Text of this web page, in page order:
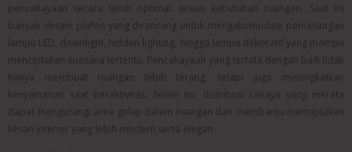
pencahayaan secara lebih optimal sesuai kebutuhan ruangan. Saat ini
banyak desain plafon yang dirancang untuk mengakomodasi pemasangan
lampu LED, downlight, hidden lighting, hingga lampu dekoratif yang mampu
menciptakan suasana tertentu. Pencahayaan yang tertata dengan baik tidak
hanya membuat ruangan lebih terang, tetapi juga meningkatkan
kenyamanan saat beraktivitas. Selain itu, distribusi cahaya yang merata
dapat mengurangi area gelap dalam ruangan dan membantu menciptakan
kesan interior yang lebih modern serta elegan.